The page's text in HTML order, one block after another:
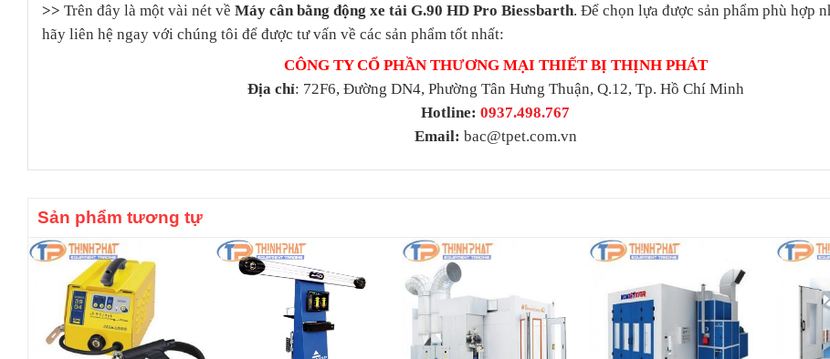
>> Trên đây là một vài nét về Máy cân bằng động xe tải G.90 HD Pro Biessbarth. Để chọn lựa được sản phẩm phù hợp
hãy liên hệ ngay với chúng tôi để được tư vấn về các sản phẩm tốt nhất:
CÔNG TY CỔ PHẦN THƯƠNG MẠI THIẾT BỊ THỊNH PHÁT
Địa chỉ: 72F6, Đường DN4, Phường Tân Hưng Thuận, Q.12, Tp. Hồ Chí Minh
Hotline: 0937.498.767
Email: bac@tpet.com.vn
Sản phẩm tương tự